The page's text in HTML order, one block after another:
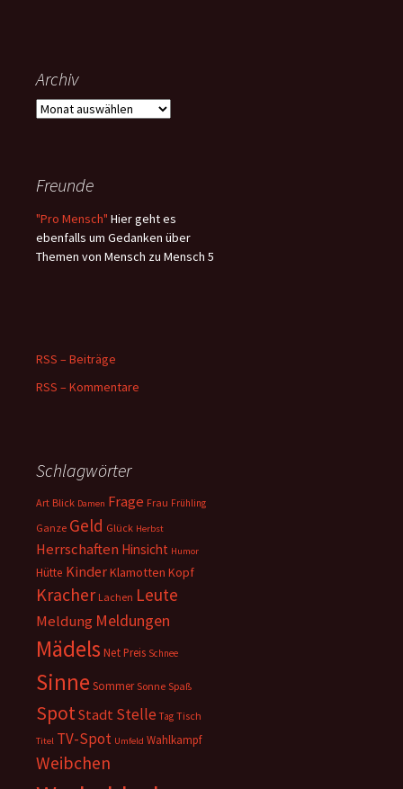
Archiv
Archiv
Freunde
"Pro Mensch" Hier geht es
ebenfalls um Gedanken über
Themen von Mensch zu Mensch 5
RSS – Beiträge
RSS – Kommentare
Schlagwörter
Art Blick Damen Frage Frau Frühling
Ganze Geld Glück Herbst
Herrschaften Hinsicht Humor
Hütte KinderKlamotten Kopf
Kracher Lachen Leute
Meldung Meldungen
Mädels NetPreis Schnee
Sinne Sommer Sonne Spaß
SpotStadt Stelle Tag Tisch
Titel TV-Spot Umfeld Wahlkampf
Weibchen